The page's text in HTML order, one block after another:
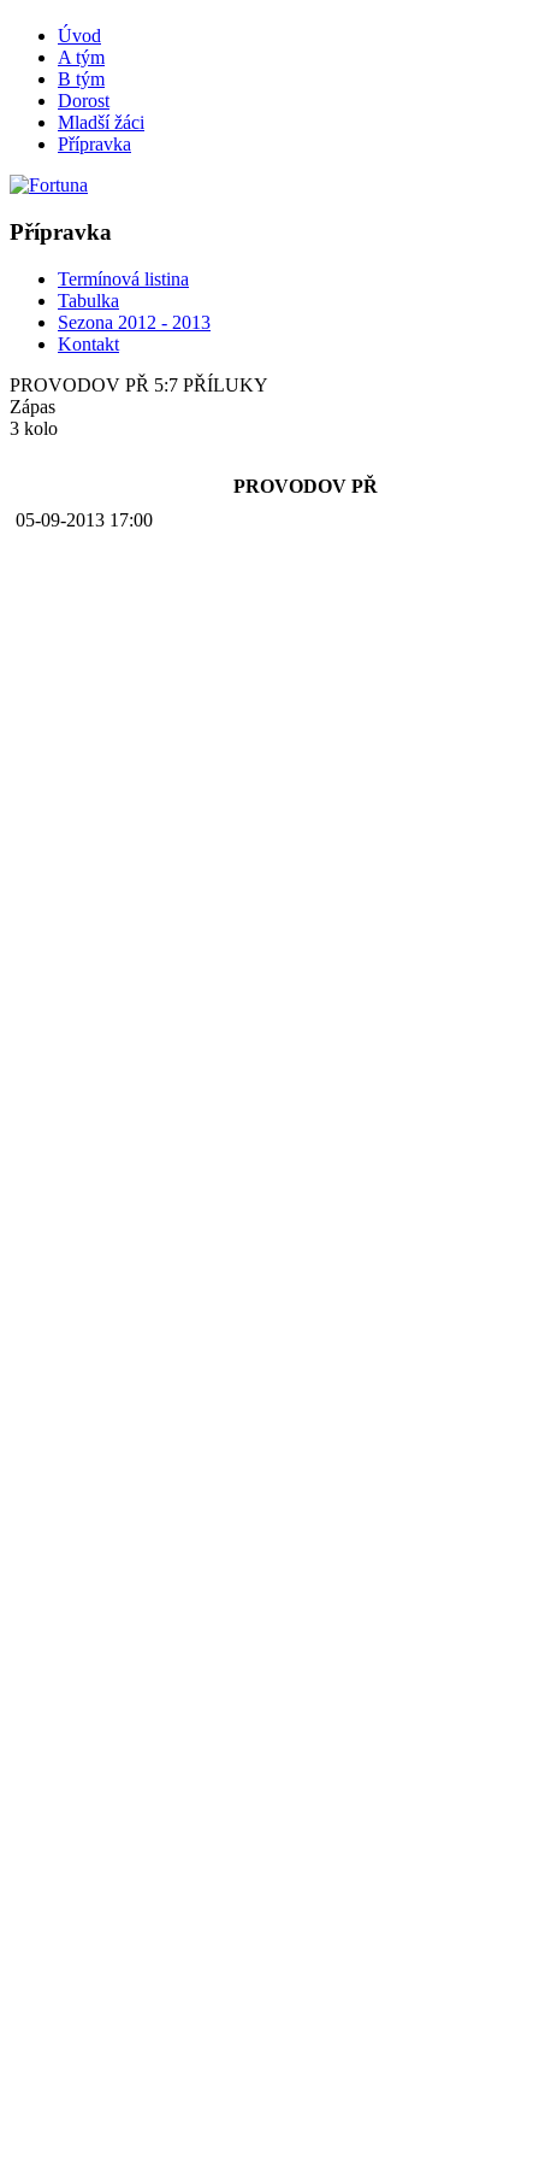
Úvod
A tým
B tým
Dorost
Mladší žáci
Přípravka
Přípravka
Termínová listina
Tabulka
Sezona 2012 - 2013
Kontakt
PROVODOV PŘ 5:7 PŘÍLUKY
Zápas
3 kolo
PROVODOV PŘ
05-09-2013 17:00